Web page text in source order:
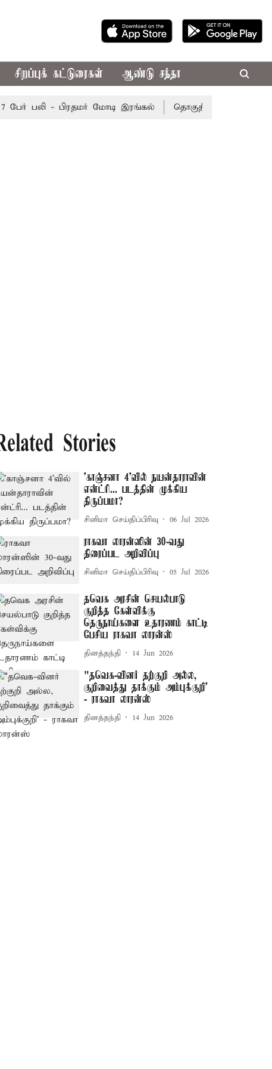
சிறப்புக் கட்டுரைகள் ஆண்டு சந்தா
பலி - பிரதமர் மோடி இரங்கல் தொகுதி மறுவரையறை
Stories
'காஞ்சனா 4'வில் நயன்தாராவின்
என்ட்ரி... படத்தின் முக்கிய
திருப்பமா?
சினிமா செய்திப்பிரிவு 06 Jul 2026
ராகவா லாரன்ஸின் 30-வது
திரைப்பட அறிவிப்பு
சினிமா செய்திப்பிரிவு 05 Jul 2026
தவெக அரசின் செயல்பாடு
குறித்த கேள்விக்கு
தெருநாய்களை உதாரணம் காட்டி
பேசிய ராகவா லாரன்ஸ்
தினத்தந்தி 14 Jun 2026
"தவெக-வினர் தற்குறி அல்ல,
குறிவைத்து தாக்கும் அம்புக்குறி'
- ராகவா லாரன்ஸ்
தினத்தந்தி 14 Jun 2026